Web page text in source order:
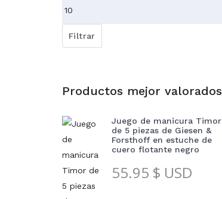
Precio
máximo
Filtrar
Productos mejor valorados
Juego de manicura Timor
de 5 piezas de Giesen &
Forsthoff en estuche de
cuero flotante negro
55.95 $ USD
Cajas Regalo